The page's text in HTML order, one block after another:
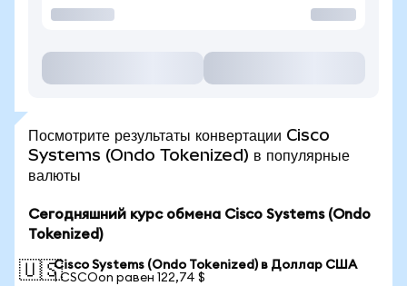
Посмотрите результаты конвертации Cisco
Systems (Ondo Tokenized) в популярные
валюты
Сегодняшний курс обмена Cisco Systems (Ondo
Tokenized)
🇺🇸Cisco Systems (Ondo Tokenized) в Доллар США
1 CSCOon равен 122,74 $